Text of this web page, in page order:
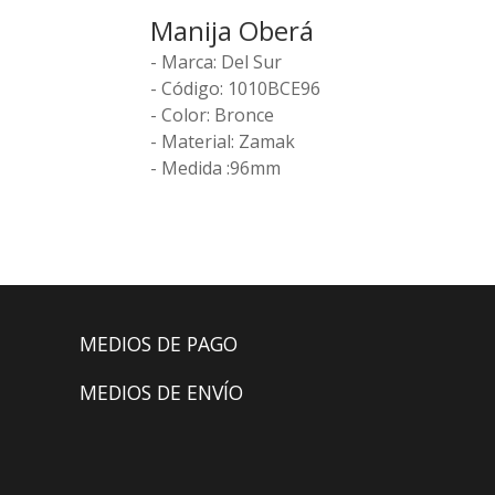
Manija Oberá
- Marca: Del Sur
- Código: 1010BCE96
- Color: Bronce
- Material: Zamak
- Medida :96mm
MEDIOS DE PAGO
MEDIOS DE ENVÍO